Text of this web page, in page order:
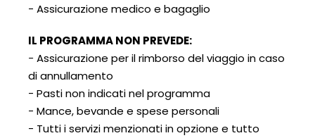
- Assicurazione medico e bagaglio
IL PROGRAMMA NON PREVEDE:
- Assicurazione per il rimborso del viaggio in caso
di annullamento
- Pasti non indicati nel programma
- Mance, bevande e spese personali
- Tutti i servizi menzionati in opzione e tutto